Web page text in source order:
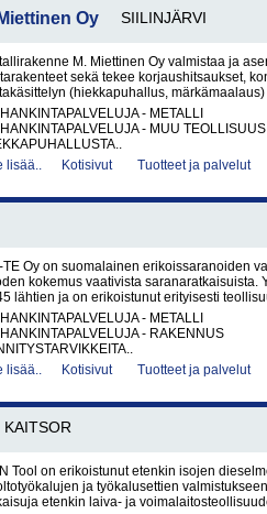
Oy SIILINJÄRVI
M. Miettinen Oy valmistaa ja
sekä tekee korjaushitsaukset,
(hiekkapuhallus,
- METALLI
- MUU TEOLLISUUS
lisää..
Kotisivut Tuotteet ja palvelut
TE Oy on suomalainen erikoissaranoiden
kokemus vaativista saranaratkaisuista.
lähtien ja on erikoistunut erityisesti
- METALLI
- RAKENNUS
lisää..
Kotisivut Tuotteet ja palvelut
KAITSOR
Tool on erikoistunut etenkin isojen
ja työkalusettien
etenkin laiva- ja